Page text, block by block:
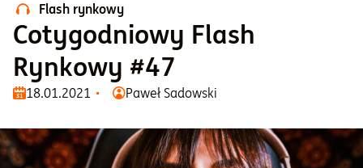
Emerytura
Inwestycje
Blog
Flash rynkowy
Cotygodniowy Flash
Rynkowy #47
18.01.2021 Paweł Sadowski